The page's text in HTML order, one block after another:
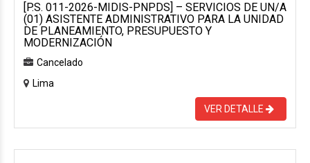
[P.S. 011-2026-MIDIS-PNPDS] – SERVICIOS DE UN/A
(01) ASISTENTE ADMINISTRATIVO PARA LA UNIDAD
DE PLANEAMIENTO, PRESUPUESTO Y
MODERNIZACIÓN
Cancelado
Lima
VER DETALLE